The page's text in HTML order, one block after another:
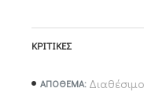
ΚΡΙΤΙΚΈΣ
ΑΠΟΘΕΜΑ: Διαθέσιμο